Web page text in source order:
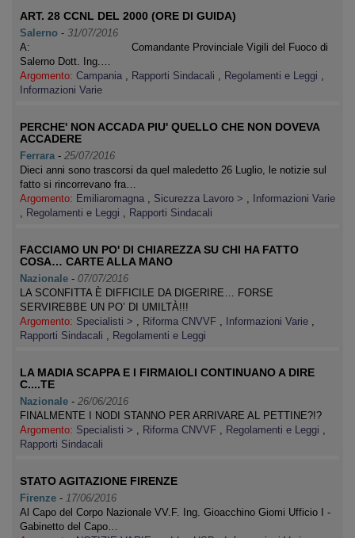
ART. 28 CCNL DEL 2000 (ORE DI GUIDA)
Salerno - 31/07/2016
A: Comandante Provinciale Vigili del Fuoco di
Salerno Dott. Ing.…
Argomento: Campania , Rapporti Sindacali , Regolamenti e Leggi ,
Informazioni Varie
PERCHE' NON ACCADA PIU' QUELLO CHE NON DOVEVA
ACCADERE
Ferrara - 25/07/2016
Dieci anni sono trascorsi da quel maledetto 26 Luglio, le notizie sul
fatto si rincorrevano fra…
Argomento: Emiliaromagna , Sicurezza Lavoro > ,
Informazioni Varie
, Regolamenti e Leggi , Rapporti Sindacali
FACCIAMO UN PO' DI CHIAREZZA SU CHI HA FATTO
COSA… CARTE ALLA MANO
Nazionale - 07/07/2016
LA SCONFITTA È DIFFICILE DA DIGERIRE… FORSE
SERVIREBBE UN PO’ DI UMILTÀ!!!
Argomento: Specialisti > , Riforma CNVVF , Informazioni Varie ,
Rapporti Sindacali , Regolamenti e Leggi
LA MADIA SCAPPA E I FIRMAIOLI CONTINUANO A DIRE
C....TE
Nazionale - 26/06/2016
FINALMENTE I NODI STANNO PER ARRIVARE AL PETTINE?!?
Argomento: Specialisti > , Riforma CNVVF , Regolamenti e Leggi ,
Rapporti Sindacali
STATO AGITAZIONE FIRENZE
Firenze - 17/06/2016
Al Capo del Corpo Nazionale VV.F. Ing. Gioacchino Giomi Ufficio I -
Gabinetto del Capo…